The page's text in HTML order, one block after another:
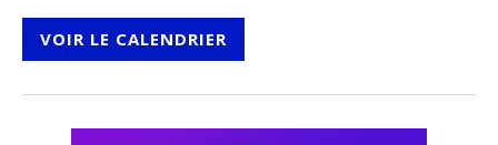
VOIR LE CALENDRIER